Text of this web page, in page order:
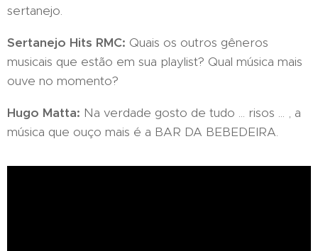
sertanejo.
Sertanejo Hits RMC: Quais os outros gêneros
musicais que estão em sua playlist? Qual música mais
ouve no momento?
Hugo Matta: Na verdade gosto de tudo ... risos ... , a
música que ouço mais é a BAR DA BEBEDEIRA.